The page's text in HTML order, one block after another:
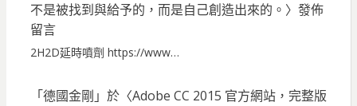
不是被找到與給予的，而是自己創造出來的。 〉發佈
留言
2H2D延時噴劑 https://www…
「德國金剛 」於〈Adobe CC 2015 官方網站，完整版